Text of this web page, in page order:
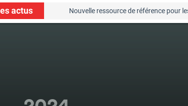
actus Nouvelle ressource de référence pour les